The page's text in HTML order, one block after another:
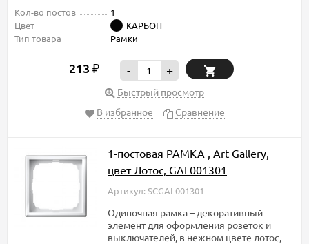
Кол-во постов
1
Цвет
КАРБОН
Тип товара
Рамки
213 ₽ - +
Быстрый просмотр
В избранное
Сравнение
1-постовая РАМКА , Art Gallery,
цвет Лотос, GAL001301
Артикул: SCGAL001301
Одиночная рамка – декоративный
элемент для оформления розеток и
выключателей, в нежном цвете лотос,